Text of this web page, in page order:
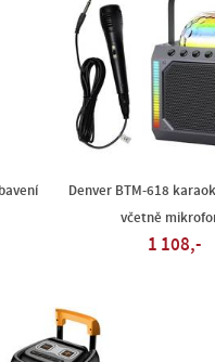
Denver BTM-618
včetně
1 108,-